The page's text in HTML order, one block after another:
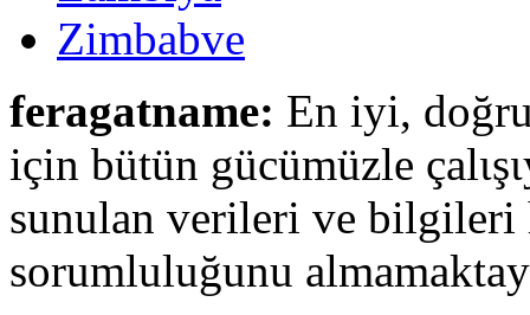
Zimbabve
feragatname: En iyi,
için bütün gücümüzle
sunulan verileri ve bilgileri
sorumluluğunu